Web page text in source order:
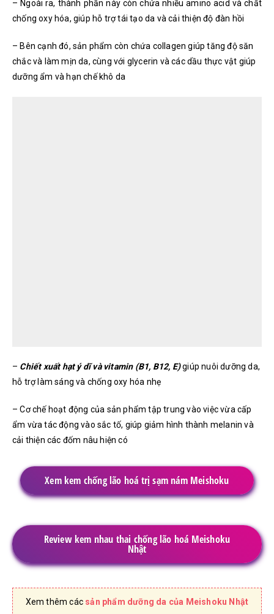
– Ngoài ra, thành phần này còn chứa nhiều amino acid và chất
chống oxy hóa, giúp hỗ trợ tái tạo da và cải thiện độ đàn hồi
– Bên cạnh đó, sản phẩm còn chứa collagen giúp tăng độ săn
chắc và làm mịn da, cùng với glycerin và các dầu thực vật giúp
dưỡng ẩm và hạn chế khô da
– Chiết xuất hạt ý dĩ và vitamin (B1, B12, E) giúp nuôi dưỡng da,
hỗ trợ làm sáng và chống oxy hóa nhẹ
– Cơ chế hoạt động của sản phẩm tập trung vào việc vừa cấp
ẩm vừa tác động vào sắc tố, giúp giảm hình thành melanin và
cải thiện các đốm nâu hiện có
Xem kem chống lão hoá trị sạm nám Meishoku
Review kem nhau thai chống lão hoá Meishoku
Nhật
Xem thêm các sản phẩm dưỡng da của Meishoku Nhật